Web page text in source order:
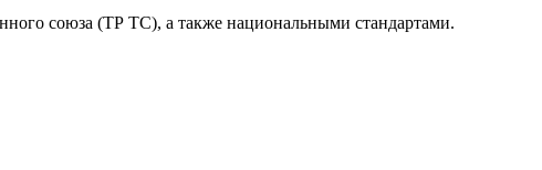
союза (ТР ТС), а также национальными стандартами.